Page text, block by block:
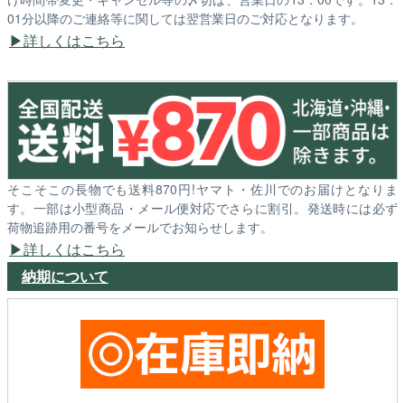
01分以降のご連絡等に関しては翌営業日のご対応となります。
詳しくはこちら
そこそこの長物でも送料870円!ヤマト・佐川でのお届けとなりま
す。一部は小型商品・メール便対応でさらに割引。発送時には必ず
荷物追跡用の番号をメールでお知らせします。
詳しくはこちら
納期について